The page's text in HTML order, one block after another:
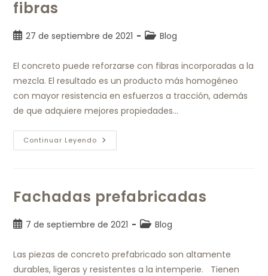
fibras
27 de septiembre de 2021 Blog
El concreto puede reforzarse con fibras incorporadas a la
mezcla. El resultado es un producto más homogéneo
con mayor resistencia en esfuerzos a tracción, además
de que adquiere mejores propiedades…
Continuar Leyendo
Fachadas prefabricadas
7 de septiembre de 2021 Blog
Las piezas de concreto prefabricado son altamente
durables, ligeras y resistentes a la intemperie. Tienen